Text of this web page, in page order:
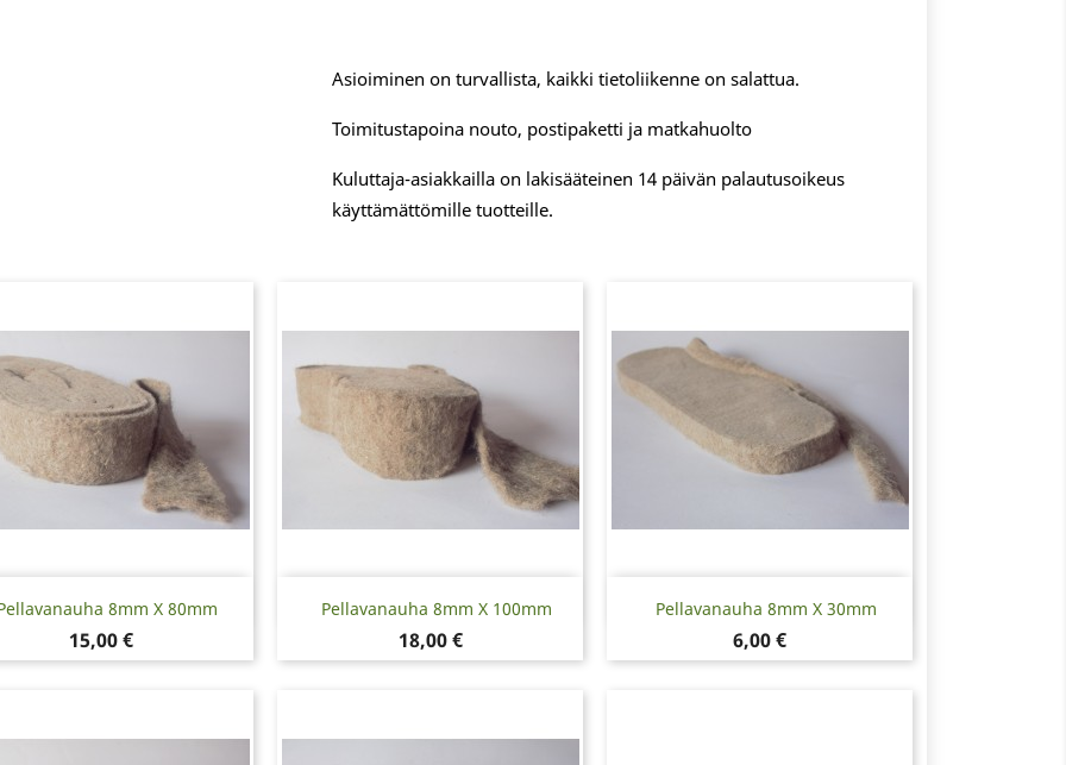
Asioiminen on turvallista, kaikki tietoliikenne on salattua.
Toimitustapoina nouto, postipaketti ja matkahuolto
Kuluttaja-asiakkailla on lakisääteinen 14 päivän palautusoikeus
käyttämättömille tuotteille.
8mm X 80mm
Hinta
15,00 €
Pikakatselu Pellavanauha 8mm X 100mm
Hinta
18,00 €
Pikakatselu Pellavanauha 8mm X 30mm
Hinta
6,00 €
Pikakatselu